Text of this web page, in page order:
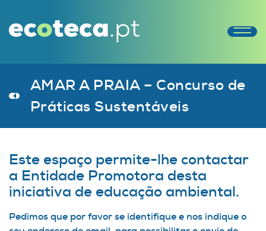
AMAR A PRAIA – Concurso de
Práticas Sustentáveis
Este espaço permite-lhe contactar
a Entidade Promotora desta
iniciativa de educação ambiental.
Pedimos que por favor se identifique e nos indique o